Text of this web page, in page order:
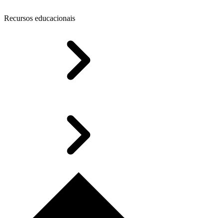
Recursos educacionais